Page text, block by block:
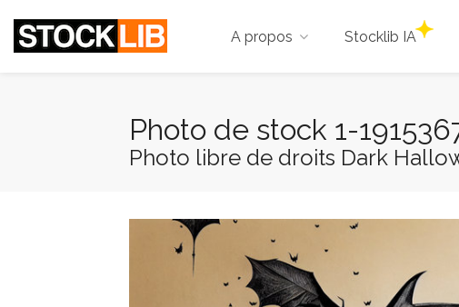
A propos Stocklib IA
Photo de stock 1-
Photo libre de droits Dark